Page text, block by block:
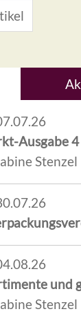
Ausgabe
Stenzel
und
Stenzel